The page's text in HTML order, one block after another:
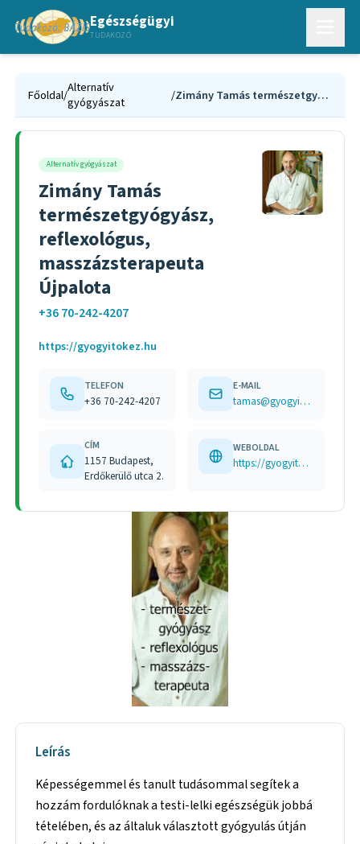
Egészségügyi
TUDAKOZÓ
Főoldal/Alternatív
gyógyászat
/ Zimány Tamás természetgyógyász, reflexológus, masszázsterapeuta Újpalota
Alternatív gyógyászat
Zimány Tamás
természetgyógyász,
reflexológus,
masszázsterapeuta
Újpalota
+36 70-242-4207
https://gyogyitokez.hu
TELEFON
+36 70-242-4207
E-MAIL
tamas@gyogyitokez.hu
CÍM
1157 Budapest,
Erdőkerülő utca 2.
WEBOLDAL
https://gyogyitokez.hu
Leírás
Képességemmel és tanult tudásommal segítek a
hozzám fordulóknak a testi-lelki egészségük jobbá
tételében, és az általuk választott gyógyulás útján